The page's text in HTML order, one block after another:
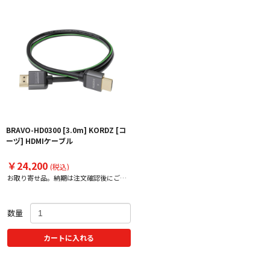
BRAVO-HD0300 [3.0m] KORDZ [コ
ーヅ] HDMIケーブル
￥24,200 (税込)
お取り寄せ品。納期は注文確認後にご案
数量
カートに入れる